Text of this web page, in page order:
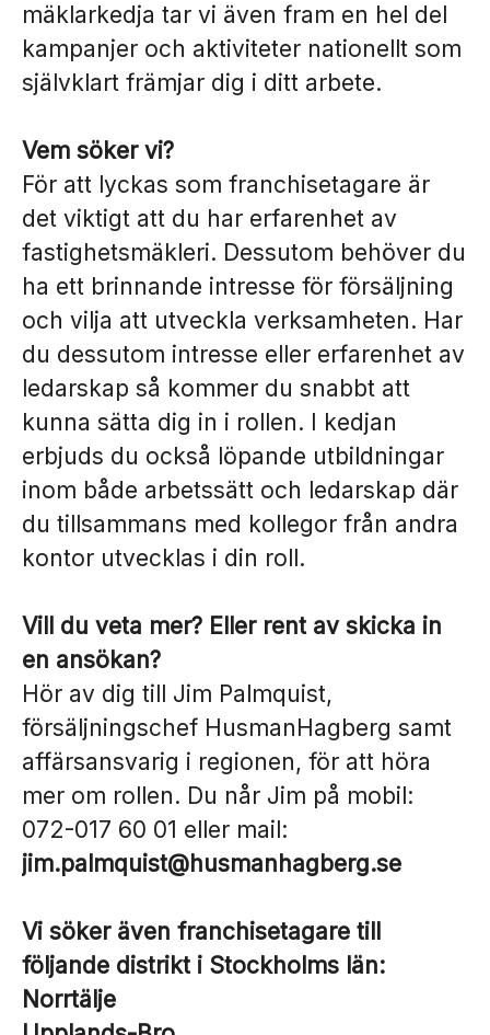
mäklarkedja tar vi även fram en hel del
kampanjer och aktiviteter nationellt som
självklart främjar dig i ditt arbete.
Vem söker vi?
För att lyckas som franchisetagare är
det viktigt att du har erfarenhet av
fastighetsmäkleri. Dessutom behöver du
ha ett brinnande intresse för försäljning
och vilja att utveckla verksamheten. Har
du dessutom intresse eller erfarenhet av
ledarskap så kommer du snabbt att
kunna sätta dig in i rollen. I kedjan
erbjuds du också löpande utbildningar
inom både arbetssätt och ledarskap där
du tillsammans med kollegor från andra
kontor utvecklas i din roll.
Vill du veta mer? Eller rent av skicka in
en ansökan?
Hör av dig till Jim Palmquist,
försäljningschef HusmanHagberg samt
affärsansvarig i regionen, för att höra
mer om rollen. Du når Jim på mobil:
072-017 60 01 eller mail:
jim.palmquist@husmanhagberg.se
Vi söker även franchisetagare till
följande distrikt i Stockholms län:
Norrtälje